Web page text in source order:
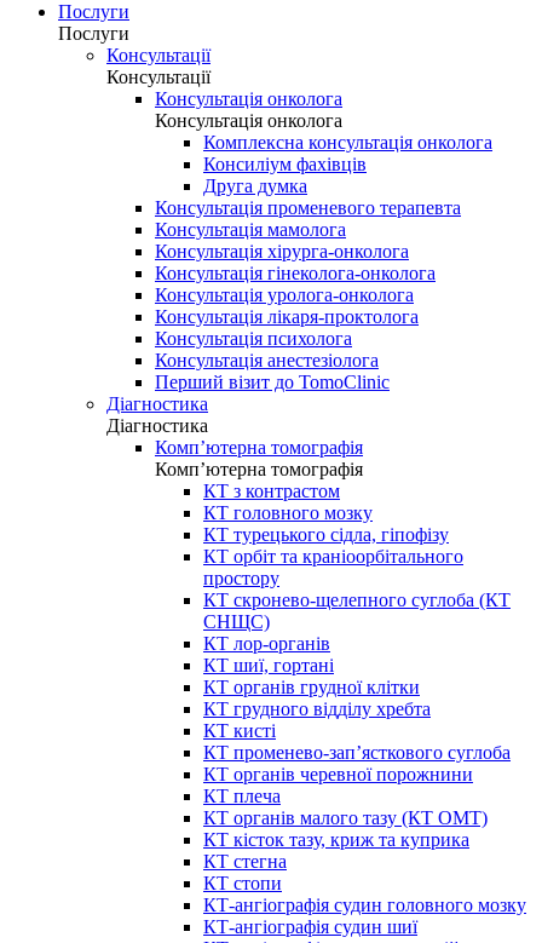
Послуги
Послуги
Консультації
Консультації
Консультація онколога
Консультація онколога
Комплексна консультація онколога
Консиліум фахівців
Друга думка
Консультація променевого терапевта
Консультація мамолога
Консультація хірурга-онколога
Консультація гінеколога-онколога
Консультація уролога-онколога
Консультація лікаря-проктолога
Консультація психолога
Консультація анестезіолога
Перший візит до TomoClinic
Діагностика
Діагностика
Комп’ютерна томографія
Комп’ютерна томографія
КТ з контрастом
КТ головного мозку
КТ турецького сідла, гіпофізу
КТ орбіт та краніоорбітального
простору
КТ скронево-щелепного суглоба (КТ
СНЩС)
КТ лор-органів
КТ шиї, гортані
КТ органів грудної клітки
КТ грудного відділу хребта
КТ кисті
КТ променево-зап’ясткового суглоба
КТ органів черевної порожнини
КТ плеча
КТ органів малого тазу (КТ ОМТ)
КТ кісток тазу, криж та куприка
КТ стегна
КТ стопи
КТ-ангіографія судин головного мозку
КТ-ангіографія судин шиї